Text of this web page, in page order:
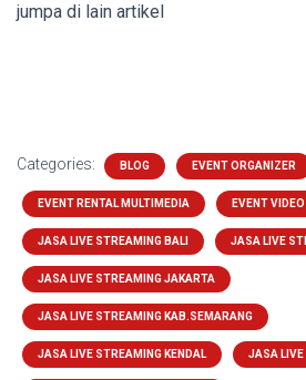
jumpa di lain artikel
Categories: BLOG EVENT ORGANIZER
EVENT RENTAL MULTIMEDIA EVENT
JASA LIVE STREAMING BALI JASA LIVE
JASA LIVE STREAMING JAKARTA
JASA LIVE STREAMING KAB.SEMARANG
JASA LIVE STREAMING KENDAL JASA LIVE